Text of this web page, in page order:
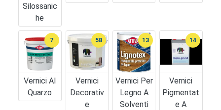
Silossanic
He
Vernici Al
Quarzo
7
Vernici
Decorativ
E
58
Vernici Per
Legno A
Solventi
13
Vernici
Pigmentat
E A
14